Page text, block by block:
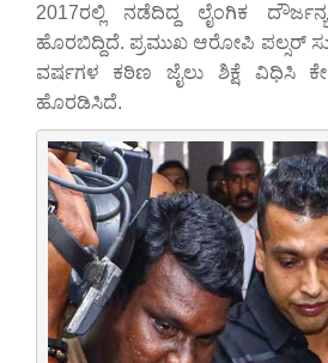
2017ರಲ್ಲಿ ನಡೆದಿದ್ದ ಲೈಂಗಿಕ
ಹೊರಬಿದ್ದಿದೆ. ಪ್ರಮುಖ ಆರೋಪಿ ಪಲ್ಸರ್
ವರ್ಷಗಳ ಕಠಿಣ ಜೈಲು ಶಿಕ್ಷೆ ವಿಧಿಸಿ
ಹೊರಡಿಸಿದೆ.